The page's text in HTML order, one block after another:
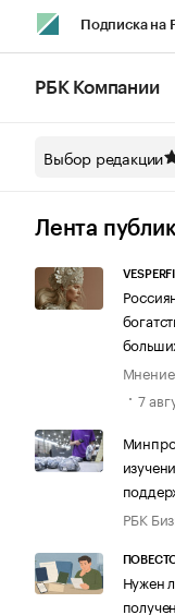
Подписка на
Спецпроекты
Технологии
РБК Компании
Выбор редакции
Лента
7
РБК
Нужен